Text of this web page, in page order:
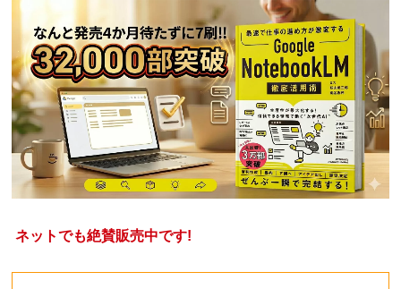
ネットでも絶賛販売中です!